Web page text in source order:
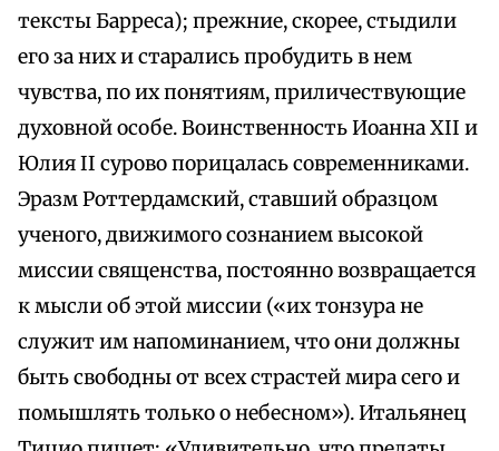
тексты Барреса); прежние, скорее, стыдили
его за них и старались пробудить в нем
чувства, по их понятиям, приличествующие
духовной особе. Воинственность Иоанна XII и
Юлия II сурово порицалась современниками.
Эразм Роттердамский, ставший образцом
ученого, движимого сознанием высокой
миссии священства, постоянно возвращается
к мысли об этой миссии («их тонзура не
служит им напоминанием, что они должны
быть свободны от всех страстей мира сего и
помышлять только о небесном»). Итальянец